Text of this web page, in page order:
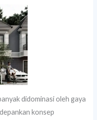
didominasi oleh gaya
konsep